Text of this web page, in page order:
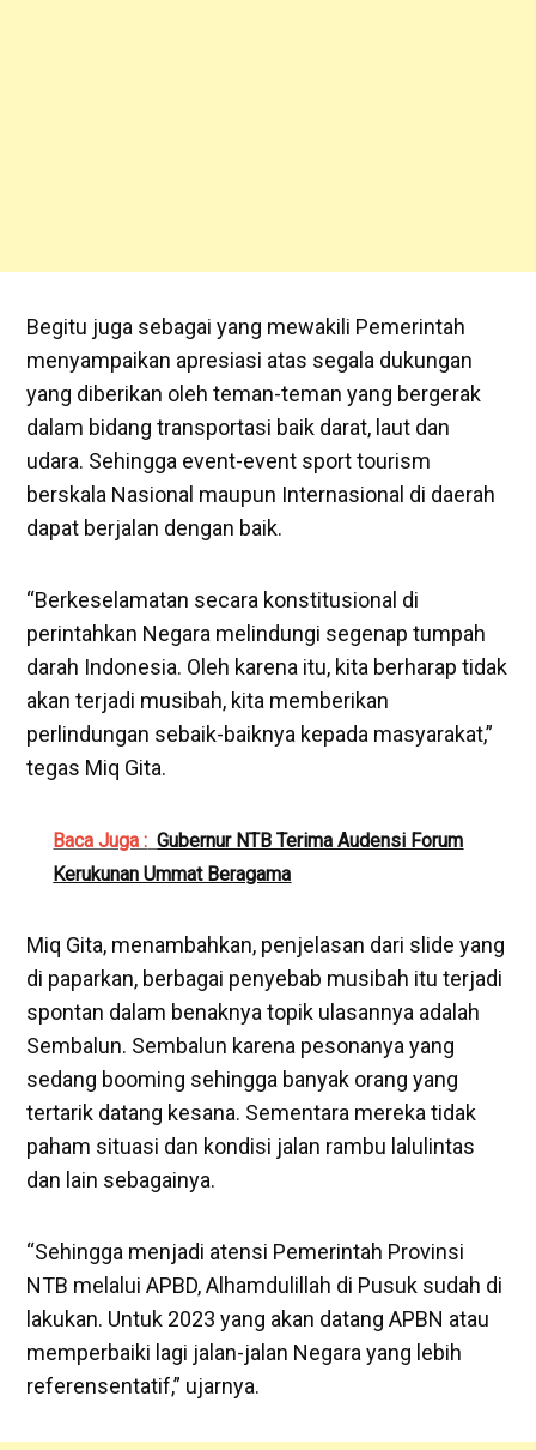
Begitu juga sebagai yang mewakili Pemerintah
menyampaikan apresiasi atas segala dukungan
yang diberikan oleh teman-teman yang bergerak
dalam bidang transportasi baik darat, laut dan
udara. Sehingga event-event sport tourism
berskala Nasional maupun Internasional di daerah
dapat berjalan dengan baik.
“Berkeselamatan secara konstitusional di
perintahkan Negara melindungi segenap tumpah
darah Indonesia. Oleh karena itu, kita berharap tidak
akan terjadi musibah, kita memberikan
perlindungan sebaik-baiknya kepada masyarakat,”
tegas Miq Gita.
Baca Juga : Gubernur NTB Terima Audensi Forum
Kerukunan Ummat Beragama
Miq Gita, menambahkan, penjelasan dari slide yang
di paparkan, berbagai penyebab musibah itu terjadi
spontan dalam benaknya topik ulasannya adalah
Sembalun. Sembalun karena pesonanya yang
sedang booming sehingga banyak orang yang
tertarik datang kesana. Sementara mereka tidak
paham situasi dan kondisi jalan rambu lalulintas
dan lain sebagainya.
“Sehingga menjadi atensi Pemerintah Provinsi
NTB melalui APBD, Alhamdulillah di Pusuk sudah di
lakukan. Untuk 2023 yang akan datang APBN atau
memperbaiki lagi jalan-jalan Negara yang lebih
referensentatif,” ujarnya.